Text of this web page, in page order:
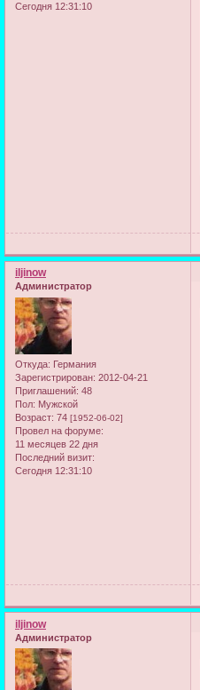
Сегодня 12:31:10
iljinow
Администратор
Откуда: Германия
Зарегистрирован: 2012-04-21
Приглашений: 48
Пол: Мужской
Возраст: 74 [1952-06-02]
Провел на форуме:
11 месяцев 22 дня
Последний визит:
Сегодня 12:31:10
iljinow
Администратор